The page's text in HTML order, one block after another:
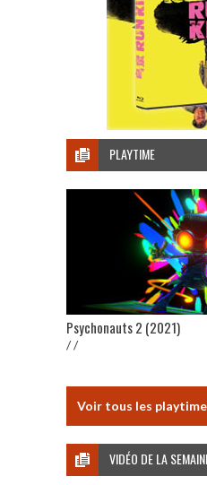
PLAYTIME
Psychonauts 2 (2021)
/ /
Voir tous les playtime
VIDÉO DE LA